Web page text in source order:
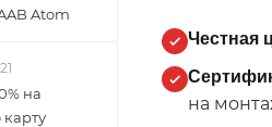
Честная
на
Atom
на